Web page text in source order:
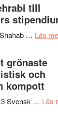
I
Want
to
Believe
Vrach
–
med
19
till
… Läs
grönaste
och
kompott
3 Svensk … Läs